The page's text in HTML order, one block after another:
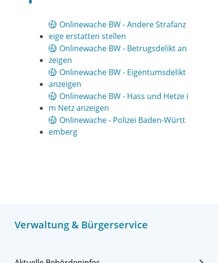
Verwaltung & Bürgerservice
Onlinewache BW - Andere Strafanz
eige erstatten stellen
Onlinewache BW - Betrugsdelikt an
zeigen
Onlinewache BW - Eigentumsdelikt
anzeigen
Onlinewache BW - Hass und Hetze i
m Netz anzeigen
Onlinewache - Polizei Baden-Württ
emberg